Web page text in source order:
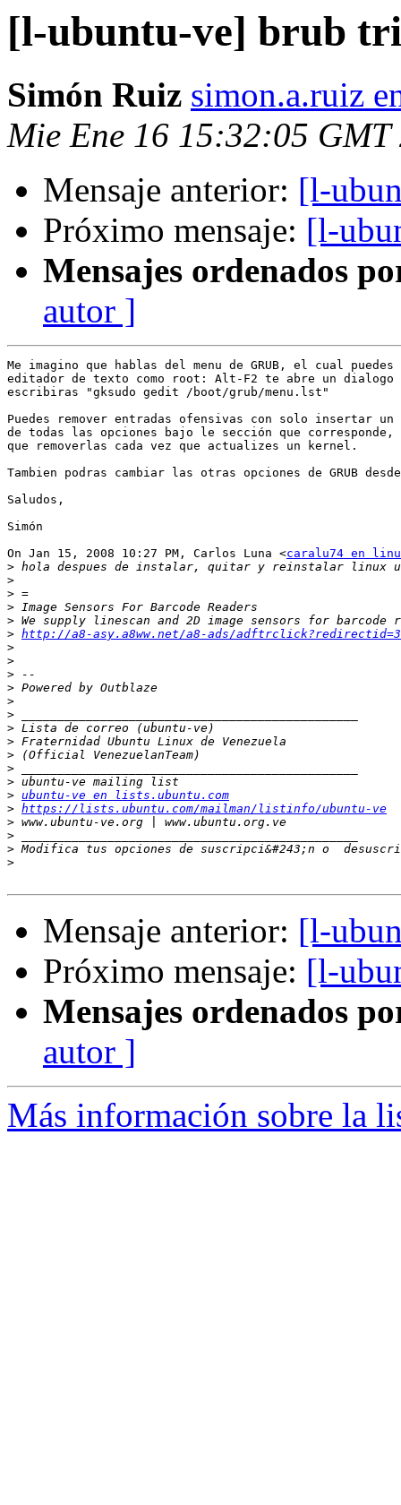
[l-ubuntu-ve] brub
Simón Ruiz simon.a.ruiz
Mie Ene 16 15:32:05 GMT
Mensaje anterior: [l-
Próximo mensaje: [l-
Mensajes ordenados
autor ]
Me imagino que hablas del menu de GRUB, el cual
editador de texto como root: Alt-F2 te abre un
escribiras "gksudo gedit /boot/grub/menu.lst"
Puedes remover entradas ofensivas con solo insertar
de todas las opciones bajo le sección que corresponde,
que removerlas cada vez que actualizes un kernel.
Tambien podras cambiar las otras opciones de GRUB
Saludos,
Simón
On Jan 15, 2008 10:27 PM, Carlos Luna <caralu74 en
>
>
>
>
>
> http://a8-asy.a8ww.net/a8-ads/
>
>
>
>
>
>
>
>
>
>
>
> ubuntu-ve en lists.ubuntu.com
> https://lists.ubuntu.com/mailman/listinfo/ubuntu-ve
>
>
> Modifica tus opciones de suscripci&#243;n o
>
Mensaje anterior: [l-
Próximo mensaje: [l-
Mensajes ordenados
autor ]
Más información sobre la